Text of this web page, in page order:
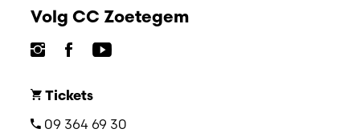
Volg CC Zoetegem
Tickets
09 364 69 30